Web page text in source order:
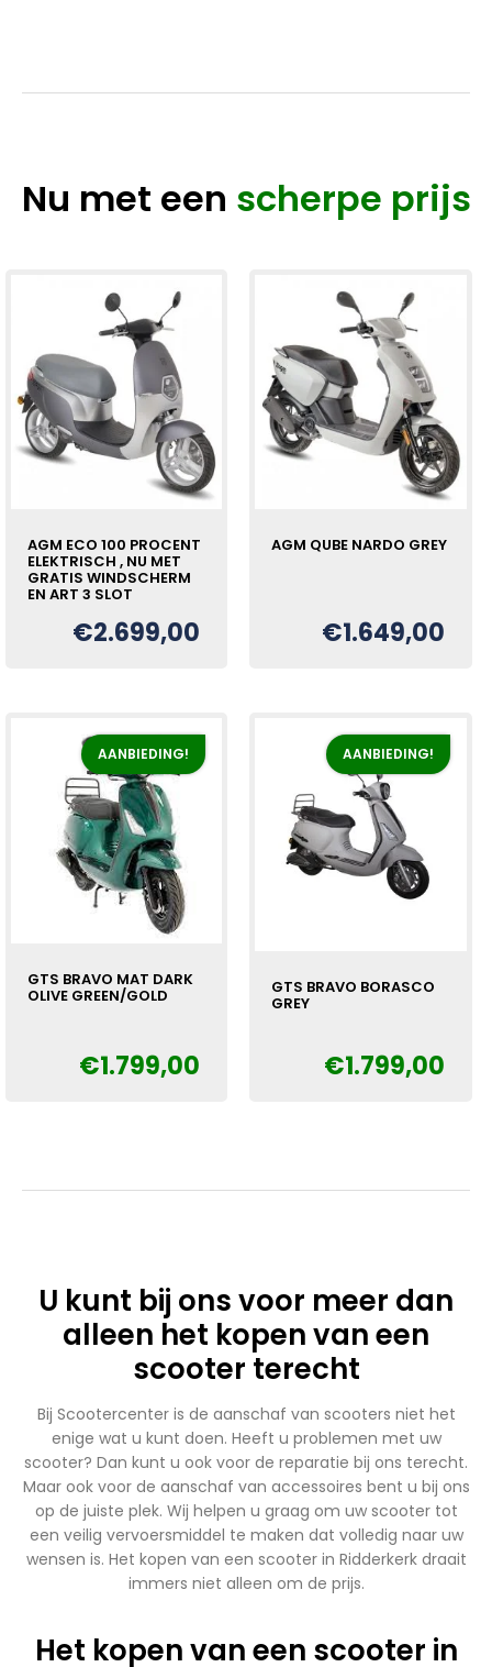
Nu met een scherpe prijs
AGM ECO 100 PROCENT
ELEKTRISCH , NU MET
GRATIS WINDSCHERM
EN ART 3 SLOT
€2.699,00
AGM QUBE NARDO GREY
€1.649,00
AANBIEDING!
GTS BRAVO MAT DARK
OLIVE GREEN/GOLD
Oorspronkelijke
prijs
€1.799,00
Huidige
prijs
AANBIEDING!
GTS BRAVO BORASCO
GREY
Oorspronkelijke
€1.799,00
Huidige
U kunt bij ons voor meer dan
alleen het kopen van een
scooter terecht
Bij Scootercenter is de aanschaf van scooters niet het
enige wat u kunt doen. Heeft u problemen met uw
scooter? Dan kunt u ook voor de reparatie bij ons terecht.
Maar ook voor de aanschaf van accessoires bent u bij ons
op de juiste plek. Wij helpen u graag om uw scooter tot
een veilig vervoersmiddel te maken dat volledig naar uw
wensen is. Het kopen van een scooter in Ridderkerk draait
immers niet alleen om de prijs.
Het kopen van een scooter in